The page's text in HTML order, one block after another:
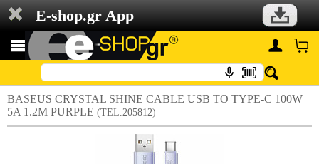
E-shop.gr App
BASEUS CRYSTAL SHINE CABLE USB TO TYPE-C 100W
5A 1.2M PURPLE (TEL.205812)